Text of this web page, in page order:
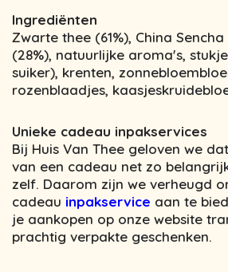
Ingrediënten
Zwarte thee (61%), China
(28%), natuurlijke aroma's,
suiker), krenten,
rozenblaadjes,
Unieke cadeau inpakservices
Bij Huis Van Thee geloven we
van een cadeau net zo
zelf. Daarom zijn we verheugd
cadeau inpakservice aan te
je aankopen op onze website
prachtig verpakte geschenken.